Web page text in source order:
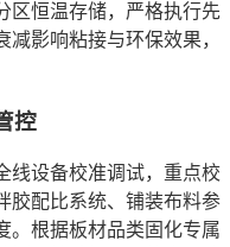
区恒温存储，严格执行先
影响粘接与环保效果，
控
线设备校准调试，重点校
胶配比系统、铺装布料参
。根据板材品类固化专属